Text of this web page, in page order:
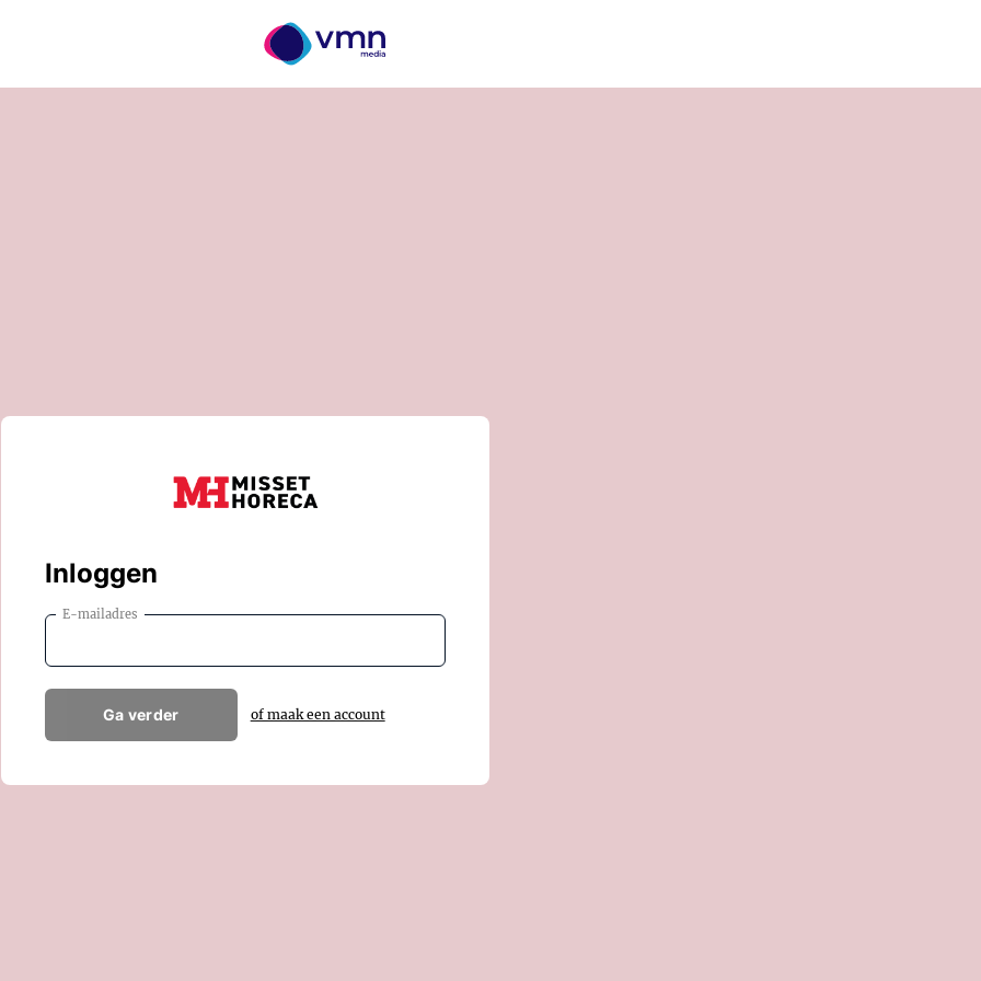
Inloggen
E-mailadres
Ga verder of maak een account